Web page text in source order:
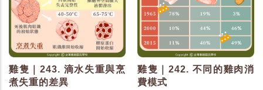
雞隻｜243. 滴水失重與烹
煮失重的差異
雞隻｜242. 不同的雞肉消
費模式